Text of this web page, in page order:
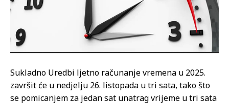
Sukladno Uredbi ljetno računanje vremena u 2025.
završit će u nedjelju 26. listopada u tri sata, tako što
se pomicanjem za jedan sat unatrag vrijeme u tri sata